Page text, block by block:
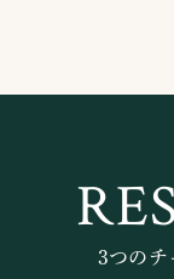
3つのチ